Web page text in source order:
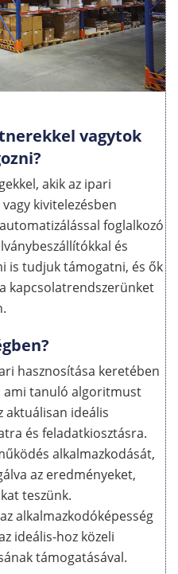
vagytok
akik az ipari
kivitelezésben
foglalkozó
és
is tudjuk támogatni, és ők
kapcsolatrendszerünket
hasznosítása keretében
ami tanuló algoritmust
aktuálisan ideális
és feladatkiosztásra.
alkalmazkodását,
az eredményeket,
teszünk.
alkalmazkodóképesség
ideális-hoz közeli
támogatásával.